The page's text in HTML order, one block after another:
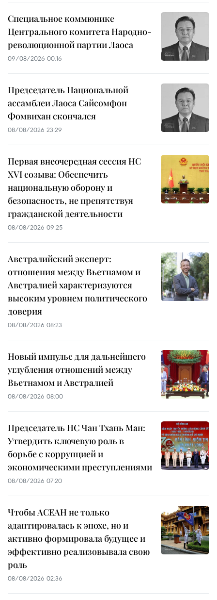
Специальное коммюнике
Центрального комитета Народно-
революционной партии Лаоса
09/08/2026 00:16
Председатель Национальной
ассамблеи Лаоса Сайсомфон
Фомвихан скончался
08/08/2026 23:29
Первая внеочередная сессия НС
XVI созыва: Обеспечить
национальную оборону и
безопасность, не препятствуя
гражданской деятельности
08/08/2026 09:25
Австралийский эксперт:
отношения между Вьетнамом и
Австралией характеризуются
высоким уровнем политического
доверия
08/08/2026 08:23
Новый импульс для дальнейшего
углубления отношений между
Вьетнамом и Австралией
08/08/2026 08:00
Председатель НС Чан Тхань Ман:
Утвердить ключевую роль в
борьбе с коррупцией и
экономическими преступлениями
08/08/2026 07:20
Чтобы АСЕАН не только
адаптировалась к эпохе, но и
активно формировала будущее и
эффективно реализовывала свою
роль
08/08/2026 02:36